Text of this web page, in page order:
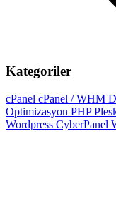
Kategoriler
cPanel cPanel / WHM
Optimizasyon PHP
Wordpress CyberPanel